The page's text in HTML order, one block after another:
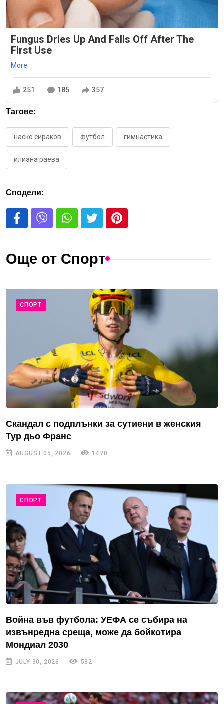
Fungus Dries Up And Falls Off After The
First Use
More
251 185 357
Тагове:
наско сираков футбол гимнастика
илиана раева
Сподели:
Още от Спорт
СПОРТ
Скандал с подплънки за сутиени в женския
Тур дьо Франс
AUGUST 05, 2026 1470
СПОРТ
Война във футбола: УЕФА се събира на
извънредна среща, може да бойкотира
Мондиал 2030
JULY 30, 2026 532